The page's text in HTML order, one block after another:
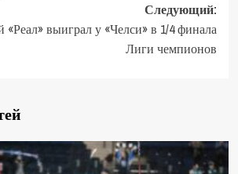
Следующий:
выиграл у «Челси» в 1/4 финала
Лиги чемпионов